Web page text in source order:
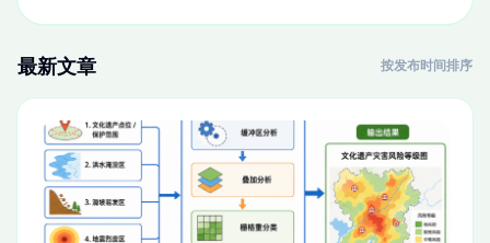
最新文章 按发布时间排序